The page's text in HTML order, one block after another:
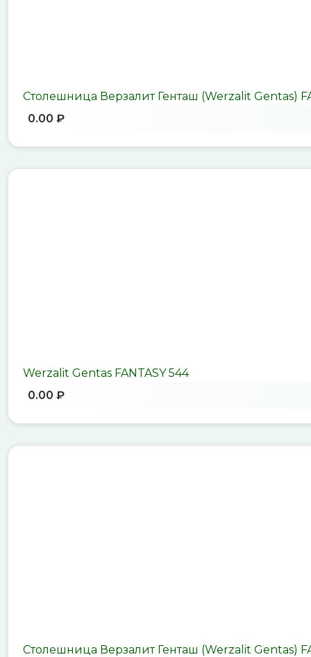
Столешница Верзалит Генташ (Werzalit Gentas)
0.00 ₽
Werzalit Gentas FANTASY 544
0.00 ₽
Столешница Верзалит Генташ (Werzalit Gentas)